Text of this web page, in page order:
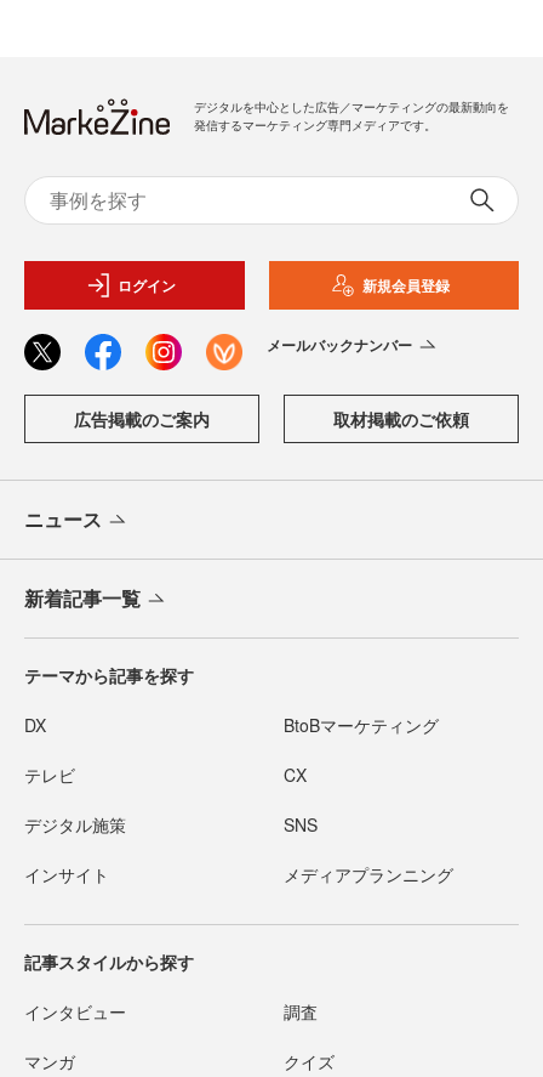
デジタルを中心とした広告／マーケティングの最新動向を
発信するマーケティング専門メディアです。
ログイン 新規会員登録
メールバックナンバー
広告掲載のご案内 取材掲載のご依頼
ニュース
新着記事一覧
テーマから記事を探す
DX BtoBマーケティング
テレビ CX
デジタル施策 SNS
インサイト メディアプランニング
記事スタイルから探す
インタビュー 調査
マンガ クイズ